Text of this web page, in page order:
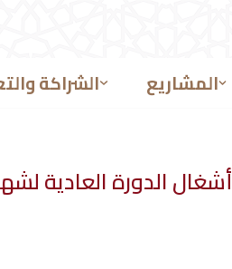
المشاريع الشراكة
أشغال الدورة العادية لشهر يونيو 2021